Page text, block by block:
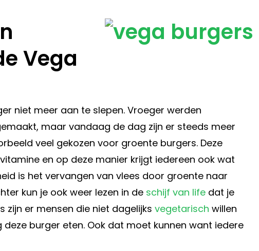
Vega
niet meer aan te slepen. Vroeger werden
maar vandaag de dag zijn er steeds meer
veel gekozen voor groente burgers. Deze
en op deze manier krijgt iedereen ook wat
is het vervangen van vlees door groente naar
kun je ook weer lezen in de schijf van life dat je
zijn er mensen die niet dagelijks vegetarisch willen
burger eten. Ook dat moet kunnen want iedere